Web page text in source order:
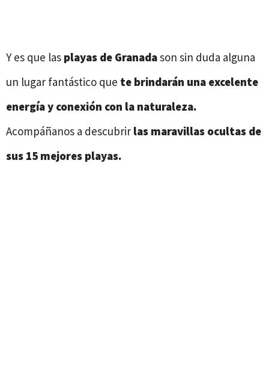
Y es que las playas de Granadason sin duda alguna
un lugar fantástico que te brindarán una excelente
energía y conexión con la naturaleza.
Acompáñanos a descubrir las maravillas ocultas de
sus 15 mejores playas.